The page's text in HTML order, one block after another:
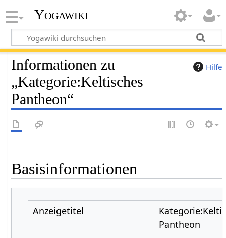
Yogawiki
Hilfe
Informationen zu
„Kategorie:Keltisches
Pantheon“
Basisinformationen
Anzeigetitel
Pantheon